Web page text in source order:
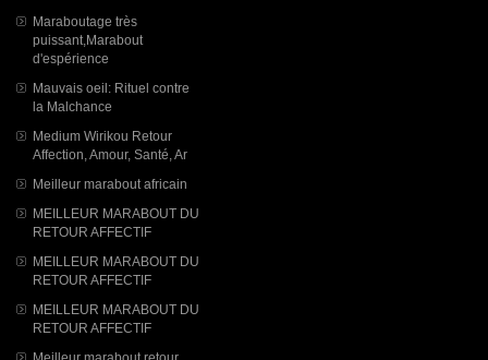
Maraboutage très
puissant,Marabout
d'espérience
Mauvais oeil: Rituel contre
la Malchance
Medium Wirikou Retour
Affection, Amour, Santé, Ar
Meilleur marabout africain
MEILLEUR MARABOUT DU
RETOUR AFFECTIF
MEILLEUR MARABOUT DU
RETOUR AFFECTIF
MEILLEUR MARABOUT DU
RETOUR AFFECTIF
Meilleur marabout retour